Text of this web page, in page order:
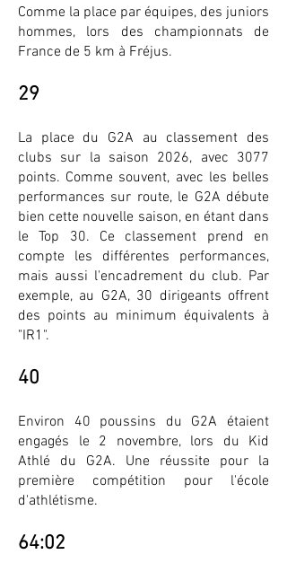
Comme la place par équipes, des juniors
hommes, lors des championnats de
France de 5 km à Fréjus.
29
La place du G2A au classement des
clubs sur la saison 2026, avec 3077
points. Comme souvent, avec les belles
performances sur route, le G2A débute
bien cette nouvelle saison, en étant dans
le Top 30. Ce classement prend en
compte les différentes performances,
mais aussi l'encadrement du club. Par
exemple, au G2A, 30 dirigeants offrent
des points au minimum équivalents à
"IR1".
40
Environ 40 poussins du G2A étaient
engagés le 2 novembre, lors du Kid
Athlé du G2A. Une réussite pour la
première compétition pour l'école
d'athlétisme.
64:02